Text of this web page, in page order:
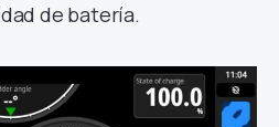
de batería.